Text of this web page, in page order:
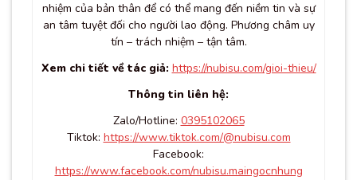
nhiệm của bản thân để có thể mang đến niềm tin và sự
an tâm tuyệt đối cho người lao động. Phương châm uy
tín – trách nhiệm – tận tâm.
Xem chi tiết về tác giả: https://nubisu.com/gioi-thieu/
Thông tin liên hệ:
Zalo/Hotline: 0395102065
Tiktok: https://www.tiktok.com/@nubisu.com
Facebook:
https://www.facebook.com/nubisu.maingocnhung